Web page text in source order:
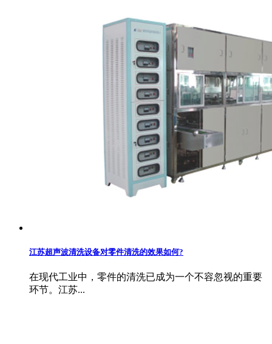
江苏超声波清洗设备对零件清洗的效果如何?
在现代工业中，零件的清洗已成为一个不容忽视的重要
环节。江苏...